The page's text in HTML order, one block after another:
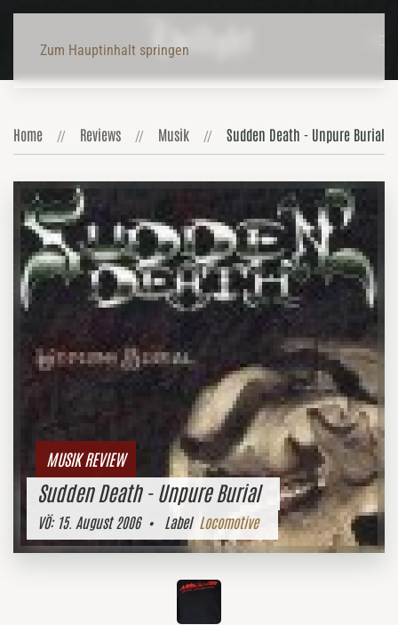
Zum Hauptinhalt springen
Home Reviews Musik Sudden Death - Unpure Burial
MUSIK REVIEW
Sudden Death - Unpure Burial
VÖ:15. August 2006• Label Locomotive